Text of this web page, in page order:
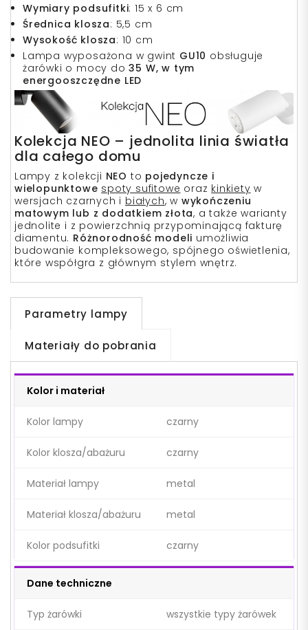
Wymiary podsufitki: 15 x 6 cm
Średnica klosza: 5,5 cm
Wysokość klosza: 10 cm
Lampa wyposażona w gwint GU10 obsługuje
żarówki o mocy do35 W, w tym
energooszczędne LED
Kolekcja NEO – jednolita linia światła
dla całego domu
Lampy z kolekcji NEO to pojedyncze i
wielopunktowe spoty sufitowe oraz kinkiety w
wersjach czarnych i białych, w wykończeniu
matowym lub z dodatkiem złota, a także warianty
jednolite i z powierzchnią przypominającą fakturę
diamentu. Różnorodność modeli umożliwia
budowanie kompleksowego, spójnego oświetlenia,
które współgra z głównym stylem wnętrz.
Parametry lampy
Materiały do pobrania
Kolor i materiał
Kolor lampy czarny
Kolor klosza/abażuru czarny
Materiał lampy metal
Materiał klosza/abażuru metal
Kolor podsufitki czarny
Dane techniczne
Typ żarówki wszystkie typy żarówek